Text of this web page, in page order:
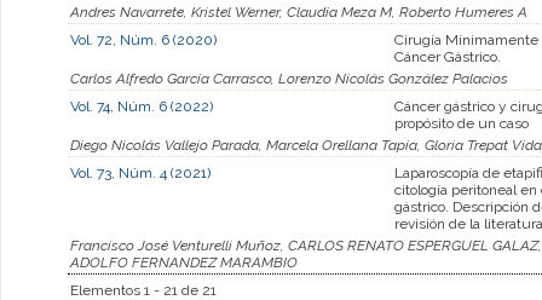
Andres Navarrete, Kristel Werner, Claudia Meza M, Roberto Humeres A
Vol. 72, Núm. 6 (2020)
Cirugía Mínimamente
Cáncer Gástrico.
Carlos Alfredo García Carrasco, Lorenzo Nicolás González Palacios
Vol. 74, Núm. 6 (2022)
Cáncer gástrico y
propósito de un caso
Diego Nicolás Vallejo Parada, Marcela Orellana Tapia, Gloria Trepat
Vol. 73, Núm. 4 (2021)
Laparoscopía de
citología peritoneal en
gástrico. Descripción
revisión de la literatura
Francisco José Venturelli Muñoz, CARLOS RENATO ESPERGUEL
ADOLFO FERNANDEZ MARAMBIO
Elementos 1 - 21 de 21